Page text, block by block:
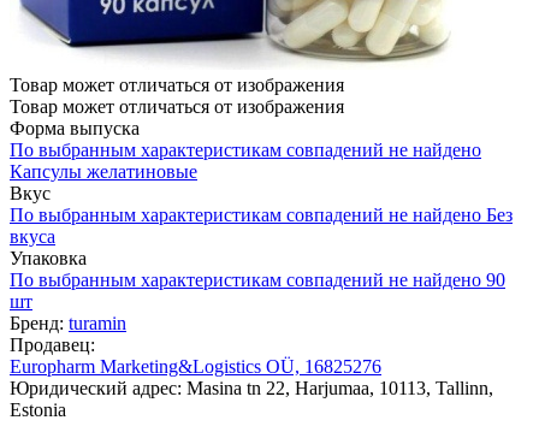
Товар может отличаться от изображения
Товар может отличаться от изображения
Форма выпуска
По выбранным характеристикам совпадений не найдено
Капсулы желатиновые
Вкус
По выбранным характеристикам совпадений не найдено Без
вкуса
Упаковка
По выбранным характеристикам совпадений не найдено 90
шт
Бренд: turamin
Продавец:
Europharm Marketing&Logistics OÜ, 16825276
Юридический адрес: Masina tn 22, Harjumaa, 10113, Tallinn,
Estonia